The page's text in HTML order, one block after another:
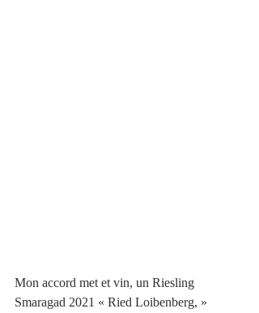
Mon accord met et vin, un Riesling
Smaragad 2021 « Ried Loibenberg, »